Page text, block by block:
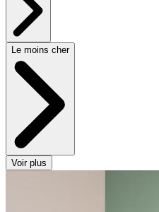
Le moins cher
Voir plus